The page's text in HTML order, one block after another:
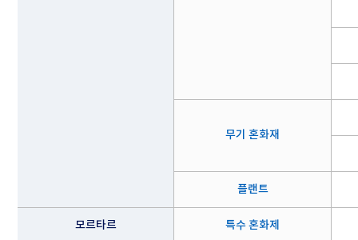
무기 혼화재
플랜트
모르타르 특수 혼화제